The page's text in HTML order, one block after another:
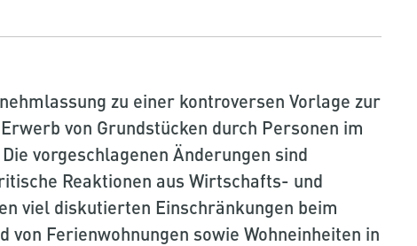
zu einer kontroversen Vorlage zur
von Grundstücken durch Personen im
vorgeschlagenen Änderungen sind
Reaktionen aus Wirtschafts- und
viel diskutierten Einschränkungen beim
Ferienwohnungen sowie Wohneinheiten in